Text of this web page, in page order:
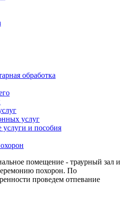
обработка
услуг
и пособия
помещение - траурный зал и
похорон. По
проведем отпевание